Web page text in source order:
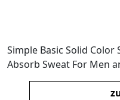
Simple Basic Solid
Absorb Sweat For Men